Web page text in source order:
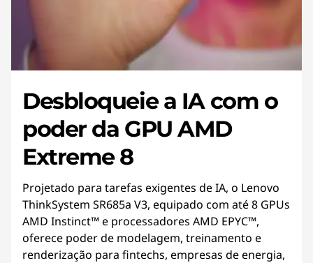
Desbloqueie a IA com o
poder da GPU AMD
Extreme 8
Projetado para tarefas exigentes de IA, o Lenovo
ThinkSystem SR685a V3, equipado com até 8 GPUs
AMD Instinct™ e processadores AMD EPYC™,
oferece poder de modelagem, treinamento e
renderização para fintechs, empresas de energia,